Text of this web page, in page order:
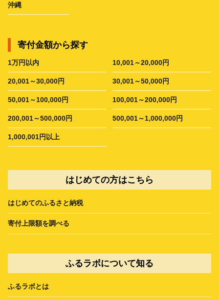
沖縄
寄付金額から探す
1万円以内 10,001～20,000円
20,001～30,000円 30,001～50,000円
50,001～100,000円 100,001～200,000円
200,001～500,000円 500,001～1,000,000円
1,000,001円以上
はじめての方はこちら
はじめてのふるさと納税
寄付上限額を調べる
ふるラボについて知る
ふるラボとは